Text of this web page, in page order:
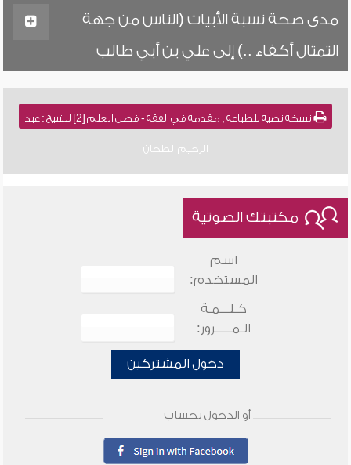
مدى صحة نسبة الأبيات (الناس من جهة
التمثال أكفاء ..) إلى علي بن أبي طالب
نسخة نصية للطباعة , مقدمة في الفقه - فضل العلم [2] للشيخ : عبد
الرحيم الطحان
مكتبتك الصوتية
اسم
المستخدم:
كـلـــمـة
الـمـــــرور:
دخول المشتركين
أو الدخول بحساب